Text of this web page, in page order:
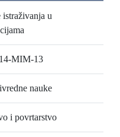
istraživanja u
MIM-13
nauke
i povrtarstvo